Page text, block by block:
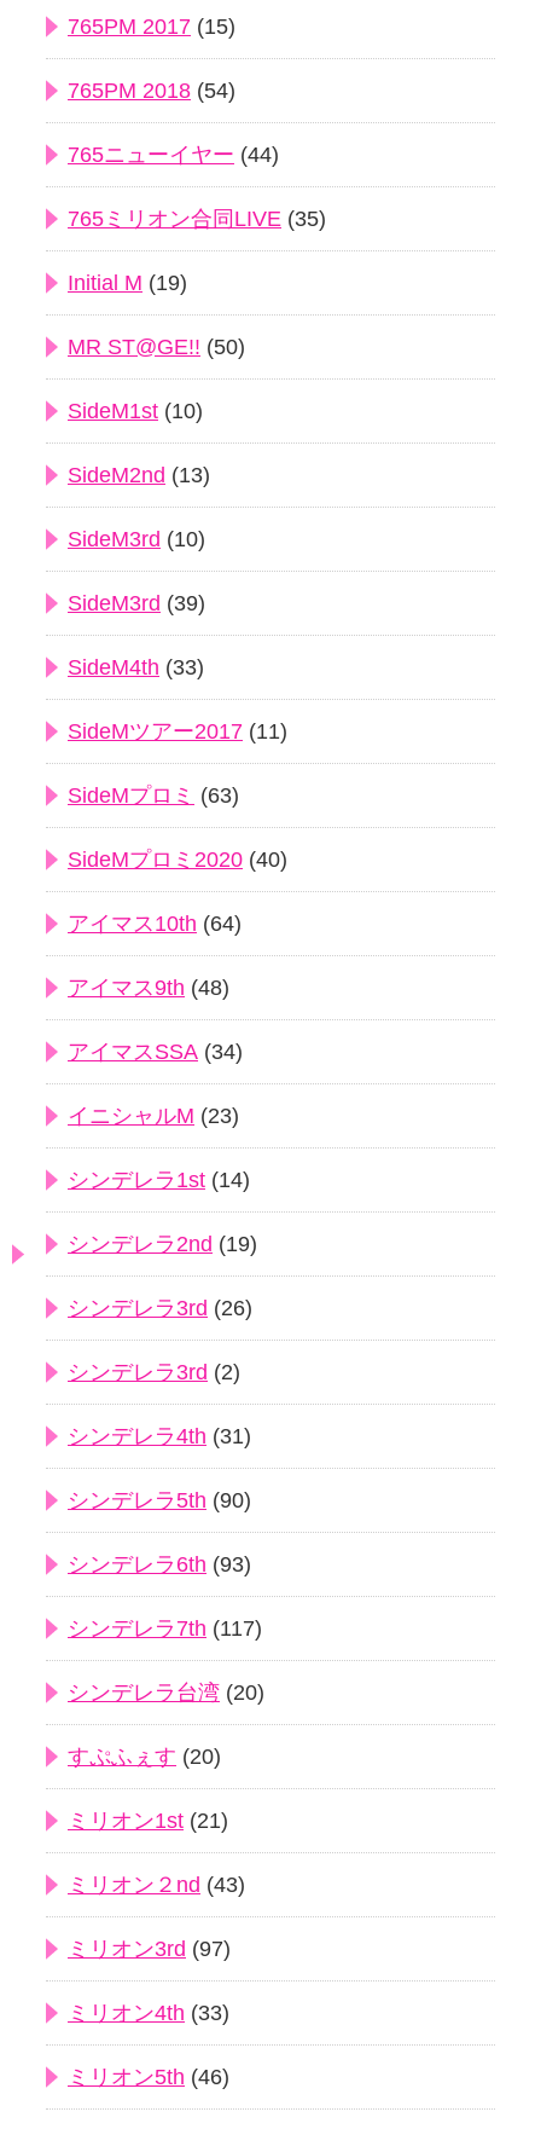
765PM 2017 (15)
765PM 2018 (54)
765ニューイヤー (44)
765ミリオン合同LIVE (35)
Initial M (19)
MR ST@GE!! (50)
SideM1st (10)
SideM2nd (13)
SideM3rd (10)
SideM3rd (39)
SideM4th (33)
SideMツアー2017 (11)
SideMプロミ (63)
SideMプロミ2020 (40)
アイマス10th (64)
アイマス9th (48)
アイマスSSA (34)
イニシャルM (23)
シンデレラ1st (14)
シンデレラ2nd (19)
シンデレラ3rd (26)
シンデレラ3rd (2)
シンデレラ4th (31)
シンデレラ5th (90)
シンデレラ6th (93)
シンデレラ7th (117)
シンデレラ台湾 (20)
すぷふぇす (20)
ミリオン1st (21)
ミリオン２nd (43)
ミリオン3rd (97)
ミリオン4th (33)
ミリオン5th (46)